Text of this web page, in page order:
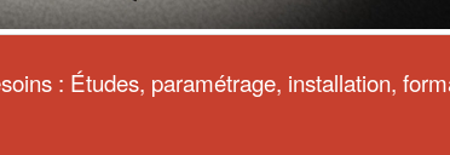
: Études, paramétrage, installation,